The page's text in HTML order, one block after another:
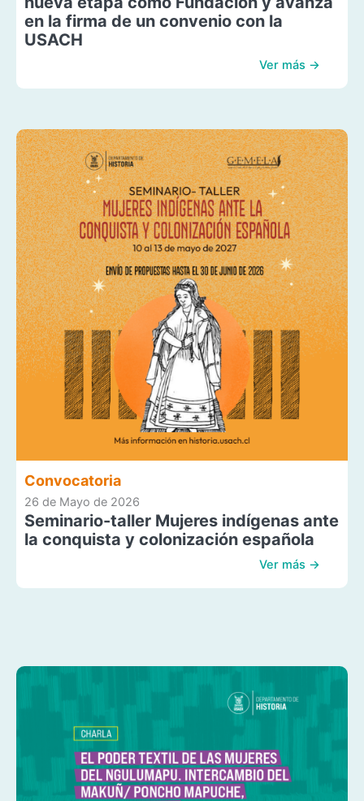
en la firma de un convenio con la
USACH
Ver más →
Convocatoria
26 de Mayo de 2026
Seminario-taller Mujeres indígenas ante
la conquista y colonización española
Ver más →